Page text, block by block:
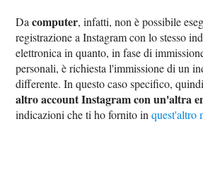
Dacomputer, infatti, non è possibile
registrazione a Instagram con lo stesso
elettronica in quanto, in fase di
personali, è richiesta l'immissione di un
differente. In questo caso specifico,
altro account Instagram con un'altra
indicazioni che ti ho fornito inquest'altro